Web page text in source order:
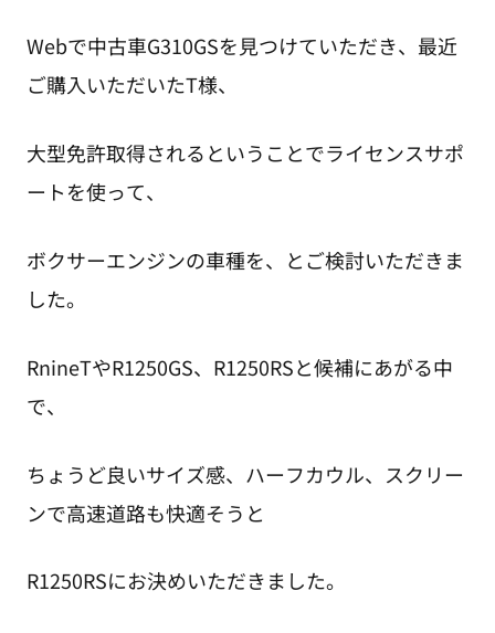
Webで中古車G310GSを見つけていただき、最近
ご購入いただいたT様、
大型免許取得されるということでライセンスサポ
ートを使って、
ボクサーエンジンの車種を、とご検討いただきま
した。
RnineTやR1250GS、R1250RSと候補にあがる中
で、
ちょうど良いサイズ感、ハーフカウル、スクリー
ンで高速道路も快適そうと
R1250RSにお決めいただきました。